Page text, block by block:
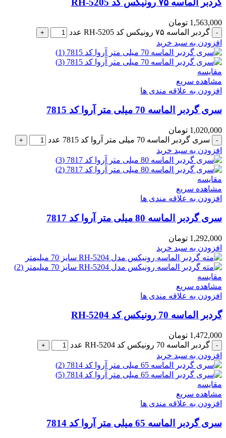
گردبر الماسه ۷۵ رونیکس کد RH-5205
1,563,000 تومان
گردبر الماسه ۷۵ رونیکس کد RH-5205 عدد
افزودن به سبد خرید
مقایسه
مشاهده سریع
افزودن به علاقه مندی ها
سری گردبر الماسه 70 میلی متر آروا کد 7815
1,020,000 تومان
سری گردبر الماسه 70 میلی متر آروا کد 7815 عدد
افزودن به سبد خرید
مقایسه
مشاهده سریع
افزودن به علاقه مندی ها
سری گردبر الماسه 80 میلی متر آروا کد 7817
1,292,000 تومان
افزودن به سبد خرید
مقایسه
مشاهده سریع
افزودن به علاقه مندی ها
گردبر الماسه 70 رونیکس کد RH-5204
1,472,000 تومان
گردبر الماسه 70 رونیکس کد RH-5204 عدد
افزودن به سبد خرید
مقایسه
مشاهده سریع
افزودن به علاقه مندی ها
سری گردبر الماسه 65 میلی متر آروا کد 7814